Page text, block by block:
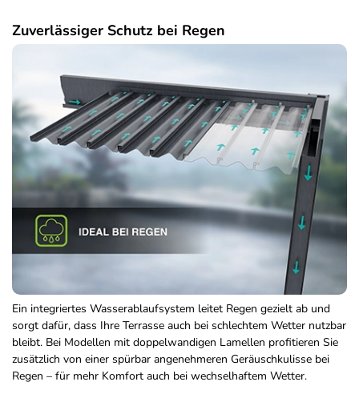
Zuverlässiger Schutz bei Regen
Ein integriertes Wasserablaufsystem leitet Regen gezielt ab und
sorgt dafür, dass Ihre Terrasse auch bei schlechtem Wetter nutzbar
bleibt. Bei Modellen mit doppelwandigen Lamellen profitieren Sie
zusätzlich von einer spürbar angenehmeren Geräuschkulisse bei
Regen – für mehr Komfort auch bei wechselhaftem Wetter.